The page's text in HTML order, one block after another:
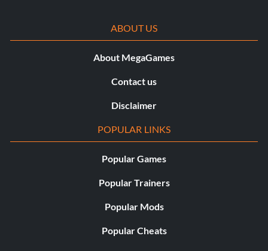
ABOUT US
About MegaGames
Contact us
Disclaimer
POPULAR LINKS
Popular Games
Popular Trainers
Popular Mods
Popular Cheats